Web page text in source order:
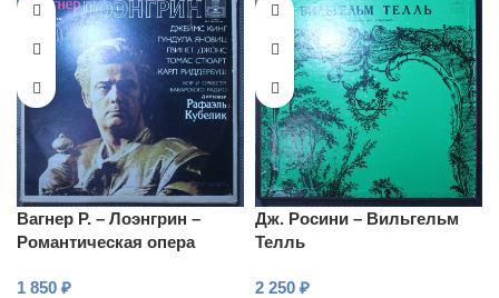
Вагнер Р. – Лоэнгрин –
Романтическая опера
1 850 ₽
Дж. Росини – Вильгельм
Телль
2 250 ₽